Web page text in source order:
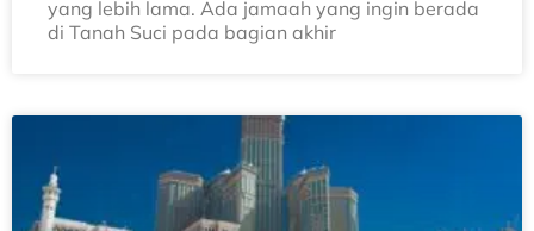
yang lebih lama. Ada jamaah yang ingin berada
di Tanah Suci pada bagian akhir